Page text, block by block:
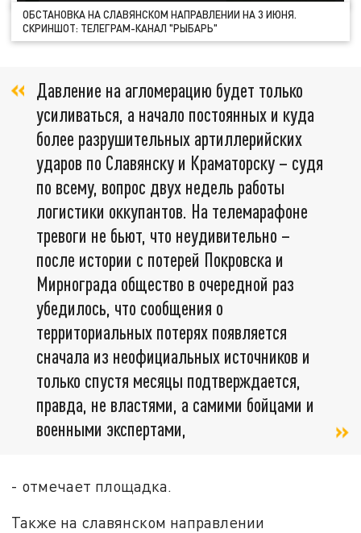
ОБСТАНОВКА НА СЛАВЯНСКОМ НАПРАВЛЕНИИ НА 3 ИЮНЯ.
СКРИНШОТ: ТЕЛЕГРАМ-КАНАЛ "РЫБАРЬ"
Давление на агломерацию будет только
усиливаться, а начало постоянных и куда
более разрушительных артиллерийских
ударов по Славянску и Краматорску – судя
по всему, вопрос двух недель работы
логистики оккупантов. На телемарафоне
тревоги не бьют, что неудивительно –
после истории с потерей Покровска и
Мирнограда общество в очередной раз
убедилось, что сообщения о
территориальных потерях появляется
сначала из неофициальных источников и
только спустя месяцы подтверждается,
правда, не властями, а самими бойцами и
военными экспертами,
- отмечает площадка.
Также на славянском направлении